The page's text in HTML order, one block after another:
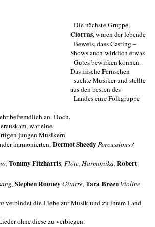
Die nächste Gruppe,
Ciorras, waren der lebende
Beweis, dass Casting –
Shows auch wirklich etwas
Gutes bewirken können.
Das irische Fernsehen
suchte Musiker und stellte
aus den besten des
Landes eine Folkgruppe
befremdlich an. Doch,
war eine
jungen Musikern
harmonierten.Dermot SheedyPercussions /
Tommy Fitzharris, Flöte, Harmonika, Robert
Stephen RooneyGitarre, Tara Breen Violine
verbindet die Liebe zur Musik und zu ihrem Land
ohne diese zu verbiegen.